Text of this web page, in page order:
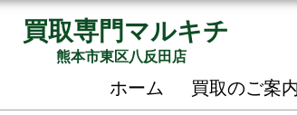
買取専門マルキチ
ホーム
買取のご案内
熊本市東区八反田店